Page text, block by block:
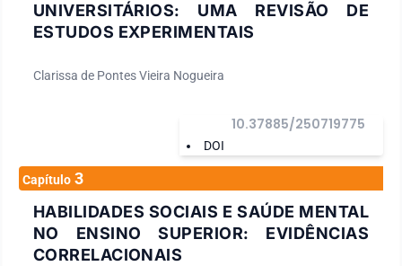
UNIVERSITÁRIOS: UMA REVISÃO DE
ESTUDOS EXPERIMENTAIS
Clarissa de Pontes Vieira Nogueira
DOI
10.37885/250719775
Capítulo 3
HABILIDADES SOCIAIS E SAÚDE MENTAL
NO ENSINO SUPERIOR: EVIDÊNCIAS
CORRELACIONAIS